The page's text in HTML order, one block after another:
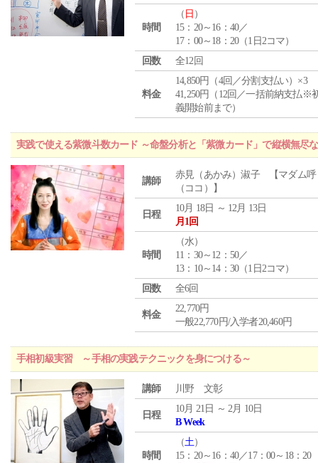
時間
（ 日 ）
15：20～16：40／
17：00～18：20（1日2コマ）
回数
全12回
料金
14,850円（4回／分割支払い）×3
41,250円（12回／一括前納支払※
義開始前まで）
実践で使える紫微斗数カード ～命盤分析と「紫微カード」で縦横無尽
講師
赤見（あかみ）淑子 【マダム呼
（ココ）】
日程
10月 18日 ～ 12月 13日
月1回
時間
（水）
11：30～12：50／
13：10～14：30（1日2コマ）
回数
全6回
料金
22,770円
一般22,770円/入学者20,460円
手相初級実習 ～手相の実践テクニックを身につける～
講師 川野 文彰
日程
10月 21日 ～ 2月 10日
B Week
時間
（土）
15：20～16：40／17：00～18：20